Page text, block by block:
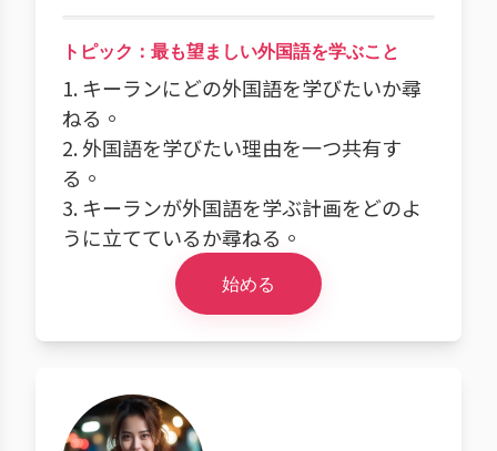
トピック：最も望ましい外国語を学ぶこと
1. キーランにどの外国語を学びたいか尋
ねる。
2. 外国語を学びたい理由を一つ共有す
る。
3. キーランが外国語を学ぶ計画をどのよ
うに立てているか尋ねる。
始める